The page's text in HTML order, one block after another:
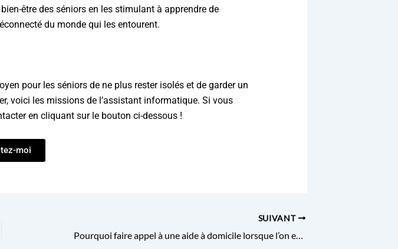
être des séniors en les stimulant à apprendre de
du monde qui les entourent.
pour les séniors de ne plus rester isolés et de garder un
voici les missions de l’assistant informatique. Si vous
en cliquant sur le bouton ci-dessous !
moi
SUIVANT
Pourquoi faire appel à une aide à domicile lorsque l’on est encore autonome ?